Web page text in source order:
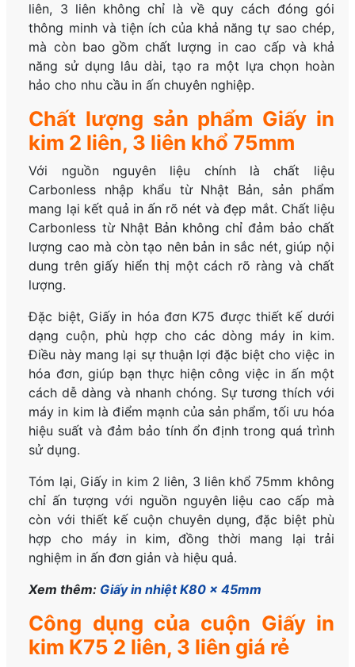
liên, 3 liên không chỉ là về quy cách đóng gói
thông minh và tiện ích của khả năng tự sao chép,
mà còn bao gồm chất lượng in cao cấp và khả
năng sử dụng lâu dài, tạo ra một lựa chọn hoàn
hảo cho nhu cầu in ấn chuyên nghiệp.
Chất lượng sản phẩm Giấy in
kim 2 liên, 3 liên khổ 75mm
Với nguồn nguyên liệu chính là chất liệu
Carbonless nhập khẩu từ Nhật Bản, sản phẩm
mang lại kết quả in ấn rõ nét và đẹp mắt. Chất liệu
Carbonless từ Nhật Bản không chỉ đảm bảo chất
lượng cao mà còn tạo nên bản in sắc nét, giúp nội
dung trên giấy hiển thị một cách rõ ràng và chất
lượng.
Đặc biệt, Giấy in hóa đơn K75 được thiết kế dưới
dạng cuộn, phù hợp cho các dòng máy in kim.
Điều này mang lại sự thuận lợi đặc biệt cho việc in
hóa đơn, giúp bạn thực hiện công việc in ấn một
cách dễ dàng và nhanh chóng. Sự tương thích với
máy in kim là điểm mạnh của sản phẩm, tối ưu hóa
hiệu suất và đảm bảo tính ổn định trong quá trình
sử dụng.
Tóm lại, Giấy in kim 2 liên, 3 liên khổ 75mm không
chỉ ấn tượng với nguồn nguyên liệu cao cấp mà
còn với thiết kế cuộn chuyên dụng, đặc biệt phù
hợp cho máy in kim, đồng thời mang lại trải
nghiệm in ấn đơn giản và hiệu quả.
Xem thêm: Giấy in nhiệt K80 x 45mm
Công dụng của cuộn Giấy in
kim K75 2 liên, 3 liên giá rẻ